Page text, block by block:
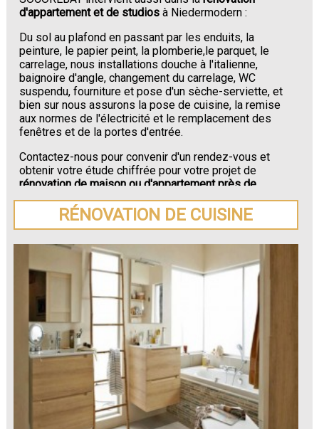
d'appartement et de studios à Niedermodern :
Du sol au plafond en passant par les enduits, la
peinture, le papier peint, la plomberie,le parquet, le
carrelage, nous installations douche à l'italienne,
baignoire d'angle, changement du carrelage, WC
suspendu, fourniture et pose d'un sèche-serviette, et
bien sur nous assurons la pose de cuisine, la remise
aux normes de l'électricité et le remplacement des
fenêtres et de la portes d'entrée.
Contactez-nous pour convenir d'un rendez-vous et
obtenir votre étude chiffrée pour votre projet de
rénovation de maison ou d'appartement près de
Niedermodern.
RÉNOVATION DE CUISINE